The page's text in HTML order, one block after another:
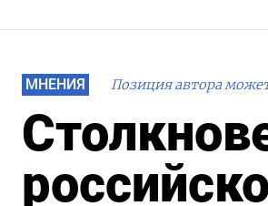
МНЕНИЯ Позиция автора